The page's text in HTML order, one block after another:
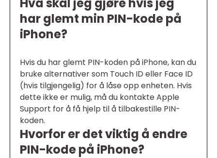
har glemt min PIN-kode på
iPhone?
Hvis du har glemt PIN-koden på iPhone, kan du
bruke alternativer som Touch ID eller Face ID
(hvis tilgjengelig) for å låse opp enheten. Hvis
dette ikke er mulig, må du kontakte Apple
Support for å få hjelp til å tilbakestille PIN-
koden.
Hvorfor er det viktig å endre
PIN-kode på iPhone?